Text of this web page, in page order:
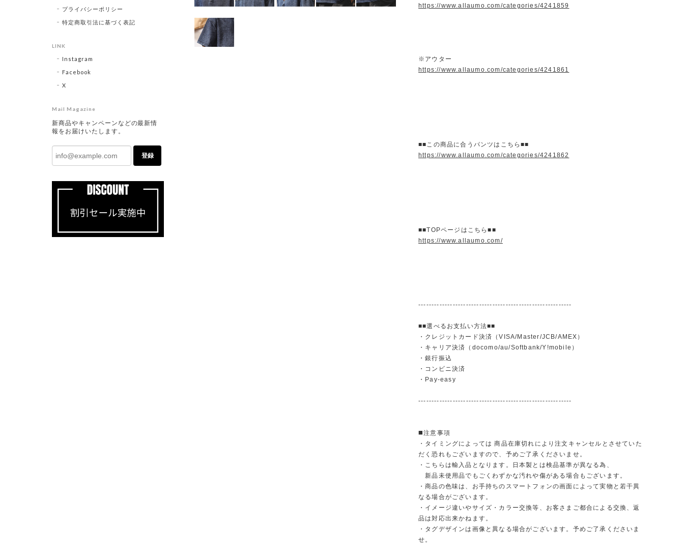
https://www.allaumo.com/categories/4241859
※アウター
https://www.allaumo.com/categories/4241861
■■この商品に合うパンツはこちら■■
https://www.allaumo.com/categories/4241862
■■TOPページはこちら■■
https://www.allaumo.com/
----------------------------------------------------------
■■選べるお支払い方法■■
・クレジットカード決済（VISA/Master/JCB/AMEX）
・キャリア決済（docomo/au/Softbank/Y!mobile）
・銀行振込
・コンビニ決済
・Pay-easy
----------------------------------------------------------
◼️注意事項
・タイミングによっては 商品在庫切れにより注文キャンセルとさせていた
だく恐れもございますので、予めご了承くださいませ。
・こちらは輸入品となります。日本製とは検品基準が異なる為、
新品未使用品でもごくわずかな汚れや傷がある場合もございます。
・商品の色味は、お手持ちのスマートフォンの画面によって実物と若干異
なる場合がございます。
・イメージ違いやサイズ・カラー交換等、お客さまご都合による交換、返
品は対応出来かねます。
・タグデザインは画像と異なる場合がございます。予めご了承くださいま
せ。
プライバシーポリシー
特定商取引法に基づく表記
LINK
Instagram
Facebook
X
Mail Magazine
新商品やキャンペーンなどの最新情
報をお届けいたします。
登録